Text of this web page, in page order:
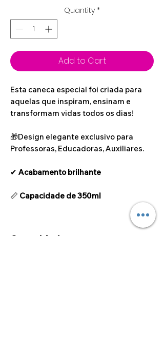
Quantity *
Add to Cart
Esta caneca especial foi criada para
aquelas que inspiram, ensinam e
transformam vidas todos os dias!
🎁Design elegante exclusivo para
Professoras, Educadoras, Auxiliares.
✔ Acabamento brilhante
📏 Capacidade de 350ml
Capacidade